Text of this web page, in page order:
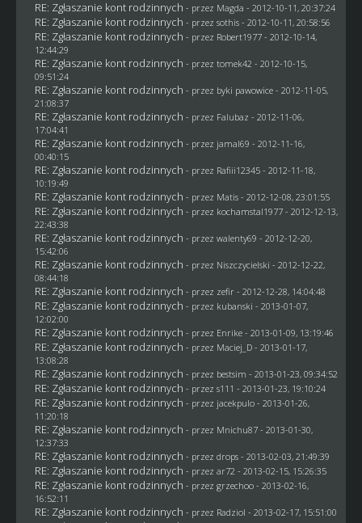
RE: Zgłaszanie kont rodzinnych - przez Magda - 2012-10-11, 20:37:24
RE: Zgłaszanie kont rodzinnych - przez sothis- 2012-10-11, 20:58:56
RE: Zgłaszanie kont rodzinnych - przez Robert1977- 2012-10-14,
12:44:29
RE: Zgłaszanie kont rodzinnych - przez tomek42 - 2012-10-15,
09:51:24
RE: Zgłaszanie kont rodzinnych - przez byki pawowice- 2012-11-05,
21:08:37
RE: Zgłaszanie kont rodzinnych - przez Falubaz - 2012-11-06,
17:04:41
RE: Zgłaszanie kont rodzinnych - przez jamal69 - 2012-11-16,
00:40:15
RE: Zgłaszanie kont rodzinnych - przez Rafiii12345- 2012-11-18,
10:19:49
RE: Zgłaszanie kont rodzinnych - przez Matis- 2012-12-08, 23:01:55
RE: Zgłaszanie kont rodzinnych - przez kochamstal1977- 2012-12-13,
22:43:38
RE: Zgłaszanie kont rodzinnych - przez walenty69 - 2012-12-20,
15:42:06
RE: Zgłaszanie kont rodzinnych - przez Niszczycielski - 2012-12-22,
08:44:18
RE: Zgłaszanie kont rodzinnych - przez zefir- 2012-12-28, 14:04:48
RE: Zgłaszanie kont rodzinnych - przez kubanski - 2013-01-07,
12:02:00
RE: Zgłaszanie kont rodzinnych - przez Enrike- 2013-01-09, 13:19:46
RE: Zgłaszanie kont rodzinnych - przez Maciej_D- 2013-01-17,
13:08:28
RE: Zgłaszanie kont rodzinnych - przez bestsim - 2013-01-23, 09:34:52
RE: Zgłaszanie kont rodzinnych - przez s111 - 2013-01-23, 19:10:24
RE: Zgłaszanie kont rodzinnych - przez jacekpulo- 2013-01-26,
11:20:18
RE: Zgłaszanie kont rodzinnych - przez Mnichu87- 2013-01-30,
12:37:33
RE: Zgłaszanie kont rodzinnych - przez drops- 2013-02-03, 21:49:39
RE: Zgłaszanie kont rodzinnych - przez ar72 - 2013-02-15, 15:26:35
RE: Zgłaszanie kont rodzinnych - przez grzechoo - 2013-02-16,
16:52:11
RE: Zgłaszanie kont rodzinnych - przez Radziol - 2013-02-17, 15:51:00